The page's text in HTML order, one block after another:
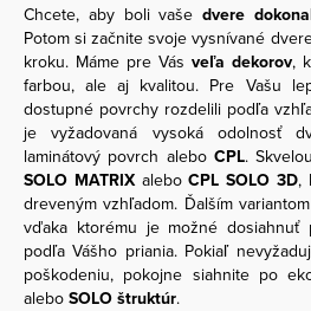
Chcete, aby boli vaše dvere
Potom si začnite svoje vysnívané
kroku. Máme pre Vás veľa dekorov,
farbou, ale aj kvalitou. Pre Vašu
dostupné povrchy rozdelili podľa
je vyžadovaná vysoká odolnosť
laminátový povrch alebo CPL.
SOLO MATRIXaleboCPL SOLO 3D,
dreveným vzhľadom. Ďalším
vďaka ktorému je možné
podľa Vášho priania. Pokiaľ
poškodeniu, pokojne siahnite po
alebo SOLO štruktúr.